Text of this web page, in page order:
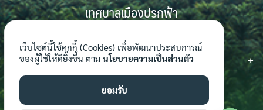
เทศบาลเมืองปรกฟ้า
ติดต่อเรา
โทรศัพท์ : 0-3816-7062-4
โทรสาร : 0-3816-7062-4 ต่อ 124
อีเมล์ : saraban_04201101@dla.go.th
เว็บไซต์นี้ใช้คุกกี้ (Cookies) เพื่อพัฒนาประสบการณ์
ของผู้ใช้ให้ดียิ่งขึ้น ตาม นโยบายความเป็นส่วนตัว
ยอมรับ